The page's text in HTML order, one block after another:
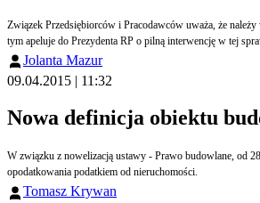
Związek Przedsiębiorców i Pracodawców uważa, że należy w trybie natychmiastowym wprowadzić zaproponowaną przez prezydenta poprawkę do Ordynacji podatkowej, ograniczoną tymczasowo do zasady zakazu rozstrzygania wątpliwości na
tym apeluje do Prezydenta RP o pilną interwencję w tej
Jolanta Mazur
09.04.2015 | 11:32
Nowa definicja obiektu
W związku z nowelizacją ustawy - Prawo budowlane, od 28 czerwca 2015 r. definicja obiektu budowlanego otrzyma nowe brzmienie. Ze względu na istniejące w ustawie o podatkach i opłatach lokalnych odwołania do
opodatkowania podatkiem od nieruchomości.
Tomasz Krywan